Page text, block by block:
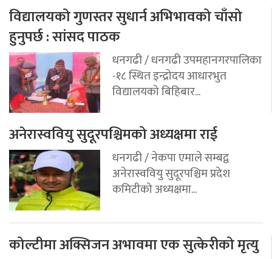
विद्यालयको गुणस्तर सुधार्न अभिभावको चाँसो
हुनुपर्छ : सांसद पाठक
धनगढी / धनगढी उपमहानगरपालिका
-१८ स्थित इन्द्रोदय आधारभुत
विद्यालयको बिहिबार...
अनेरास्ववियु सुदूरपश्चिमको अध्यक्षमा राई
धनगढी / नेकपा एमाले सम्बद्व
अनेरास्ववियु सुदूरपश्चिम प्रदेश
कमिटीको अध्यक्षमा...
कोल्टीमा अक्सिजन अभावमा एक सुत्केरीको मृत्यु